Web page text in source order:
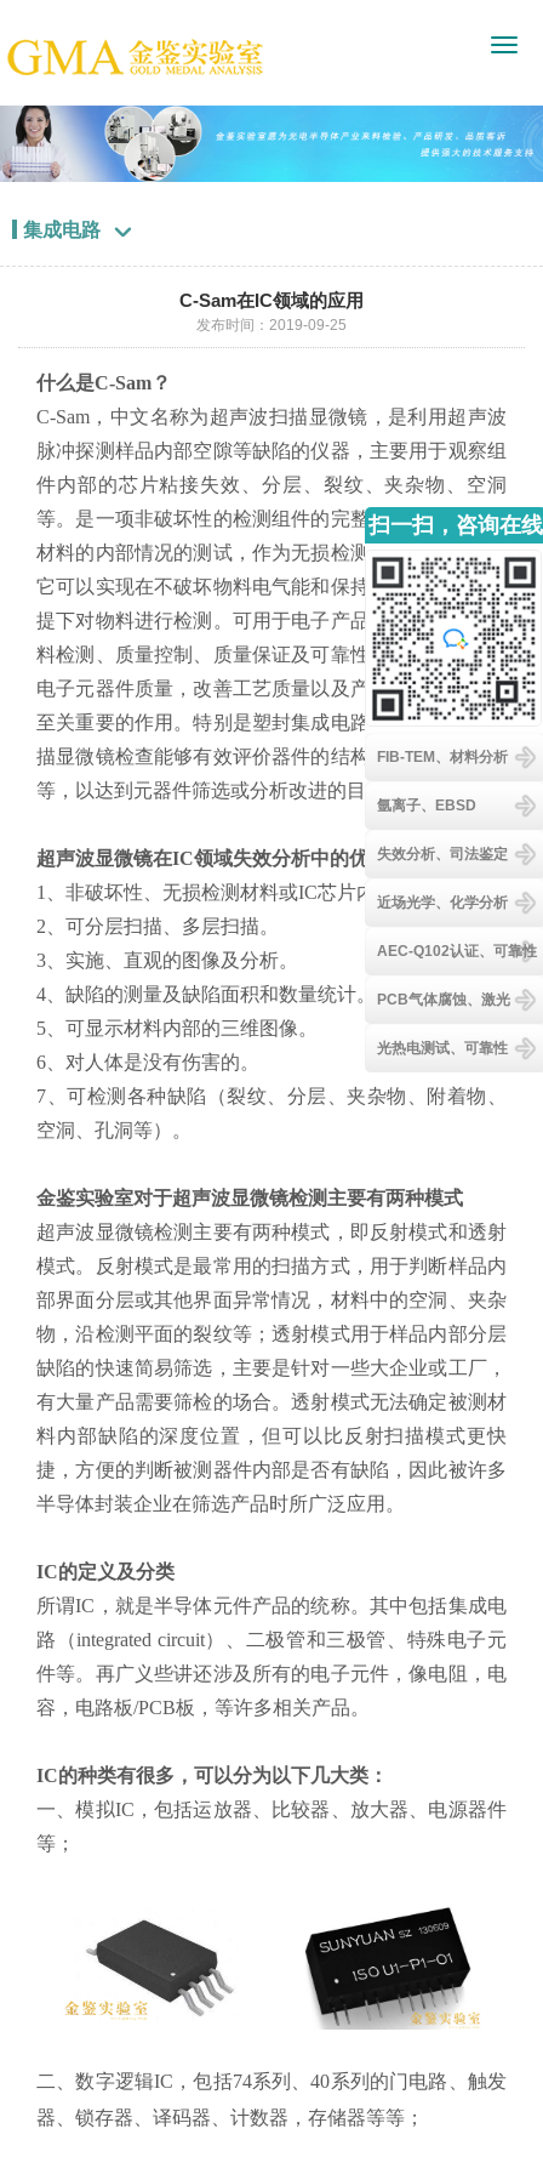
集成电路 
C-Sam在IC领域的应用
发布时间：2019-09-25
什么是C-Sam？
C-Sam，中文名称为超声波扫描显微镜，是利用超声波
脉冲探测样品内部空隙等缺陷的仪器，主要用于观察组
件内部的芯片粘接失效、分层、裂纹、夹杂物、空洞
等。是一项非破坏性的检测组件的完整性，内部结构和
材料的内部情况的测试，作为无损检测分析中的一种，
它可以实现在不破坏物料电气能和保持结构完整性的前
提下对物料进行检测。可用于电子产品研发、生产、物
料检测、质量控制、质量保证及可靠性等领域，对提高
电子元器件质量，改善工艺质量以及产品可靠性发挥着
至关重要的作用。特别是塑封集成电路，通过超声波扫
描显微镜检查能够有效评价器件的结构缺陷、工艺质量
等，以达到元器件筛选或分析改进的目的。
超声波显微镜在IC领域失效分析中的优势：
1、非破坏性、无损检测材料或IC芯片内部结构。
2、可分层扫描、多层扫描。
3、实施、直观的图像及分析。
4、缺陷的测量及缺陷面积和数量统计。
5、可显示材料内部的三维图像。
6、对人体是没有伤害的。
7、可检测各种缺陷（裂纹、分层、夹杂物、附着物、
空洞、孔洞等）。
金鉴实验室对于超声波显微镜检测主要有两种模式
超声波显微镜检测主要有两种模式，即反射模式和透射
模式。反射模式是最常用的扫描方式，用于判断样品内
部界面分层或其他界面异常情况，材料中的空洞、夹杂
物，沿检测平面的裂纹等；透射模式用于样品内部分层
缺陷的快速简易筛选，主要是针对一些大企业或工厂，
有大量产品需要筛检的场合。透射模式无法确定被测材
料内部缺陷的深度位置，但可以比反射扫描模式更快
捷，方便的判断被测器件内部是否有缺陷，因此被许多
半导体封装企业在筛选产品时所广泛应用。
IC的定义及分类
所谓IC，就是半导体元件产品的统称。其中包括集成电
路（integrated circuit）、二极管和三极管、特殊电子元
件等。再广义些讲还涉及所有的电子元件，像电阻，电
容，电路板/PCB板，等许多相关产品。
IC的种类有很多，可以分为以下几大类：
一、模拟IC，包括运放器、比较器、放大器、电源器件
等；
二、数字逻辑IC，包括74系列、40系列的门电路、触发
器、锁存器、译码器、计数器，存储器等等；
扫一扫，咨询在线
客服
FIB-TEM、材料分析
氩离子、EBSD
失效分析、司法鉴定
近场光学、化学分析
AEC-Q102认证、可靠性
PCB气体腐蚀、激光
光热电测试、可靠性